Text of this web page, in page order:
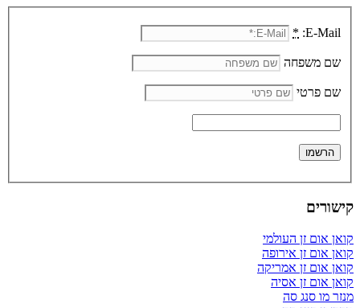
E-Mail:
*
שם משפחה
שם פרטי
קישורים
קואן אום זן העולמי
קואן אום זן אירופה
קואן אום זן אמריקה
קואן אום זן אסיה
מנזר מו סנג סה